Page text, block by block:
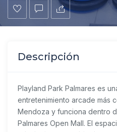
Descripción
Playland Park Palmares es
entretenimiento arcade más
Mendoza y funciona dentro
Palmares Open Mall. El